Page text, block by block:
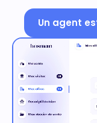
Un agent